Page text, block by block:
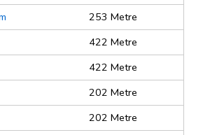
253 Metre
422 Metre
422 Metre
202 Metre
202 Metre